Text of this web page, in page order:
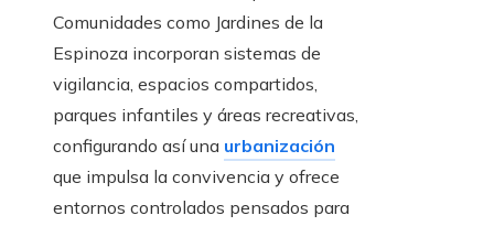
Comunidades como Jardines de la
Espinoza incorporan sistemas de
vigilancia, espacios compartidos,
parques infantiles y áreas recreativas,
configurando así una urbanización
que impulsa la convivencia y ofrece
entornos controlados pensados para